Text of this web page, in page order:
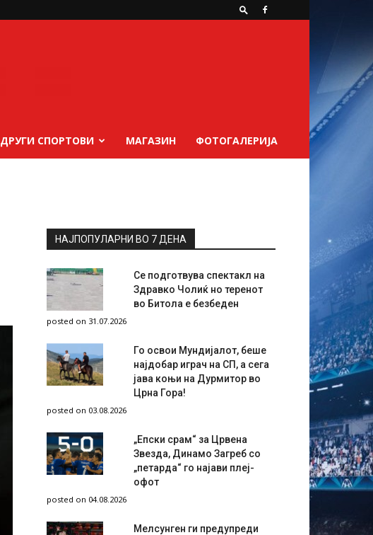
ДРУГИ СПОРТОВИ МАГАЗИН ФОТОГАЛЕРИЈА
НАЈПОПУЛАРНИ ВО 7 ДЕНА
Се подготвува спектакл на
Здравко Чолиќ но теренот
во Битола е безбеден
posted on 31.07.2026
Го освои Мундијалот, беше
најдобар играч на СП, а сега
јава коњи на Дурмитор во
Црна Гора!
posted on 03.08.2026
„Епски срам“ за Црвена
Звезда, Динамо Загреб со
„петарда“ го најави плеј-
офот
posted on 04.08.2026
Мелсунген ги предупреди